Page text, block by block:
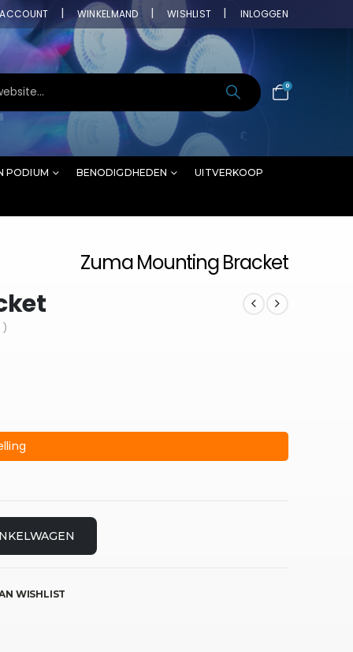
ACCOUNT WINKELMAND WISHLIST INLOGGEN
0
PODIUM BENODIGDHEDEN UITVERKOOP
Zuma Mounting Bracket
)
WISHLIST